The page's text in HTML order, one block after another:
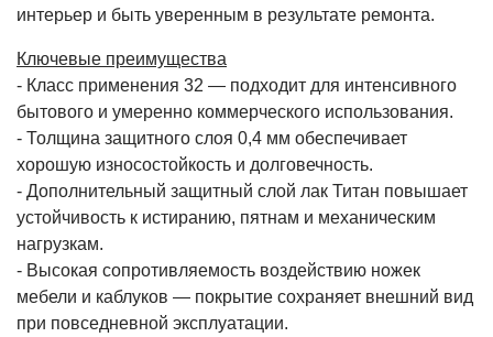
интерьер и быть уверенным в результате ремонта.
Ключевые преимущества
- Класс применения 32 — подходит для интенсивного
бытового и умеренно коммерческого использования.
- Толщина защитного слоя 0,4 мм обеспечивает
хорошую износостойкость и долговечность.
- Дополнительный защитный слой лак Титан повышает
устойчивость к истиранию, пятнам и механическим
нагрузкам.
- Высокая сопротивляемость воздействию ножек
мебели и каблуков — покрытие сохраняет внешний вид
при повседневной эксплуатации.